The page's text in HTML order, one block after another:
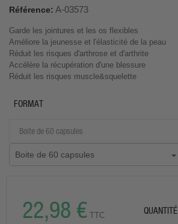
Référence: A-03573
Garde les jointures et les os flexibles
Améliore la jeunesse et l'élasticité de la peau
Réduit les risques d'arthrose et d'arthrite
Accélère la récupération d'une blessure
Réduit les risques muscle&squelette
FORMAT
Boite de 60 capsules
22,98 € TTC QUANTITÉ